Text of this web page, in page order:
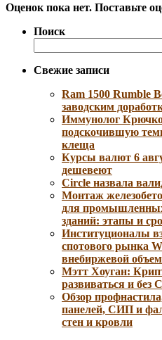
Оценок пока нет. Поставьте
Поиск
Свежие записи
Ram 1500 Rumble
заводским
Иммунолог
подскочившую
клеща
Курсы валют 6
дешевеют
Circle назвала
Монтаж
для
зданий: этапы и
Институционалы
спотового рынка
внебиржевой
Мэтт Хоуган:
развиваться и без
Обзор
панелей, СИП и
стен и кровли